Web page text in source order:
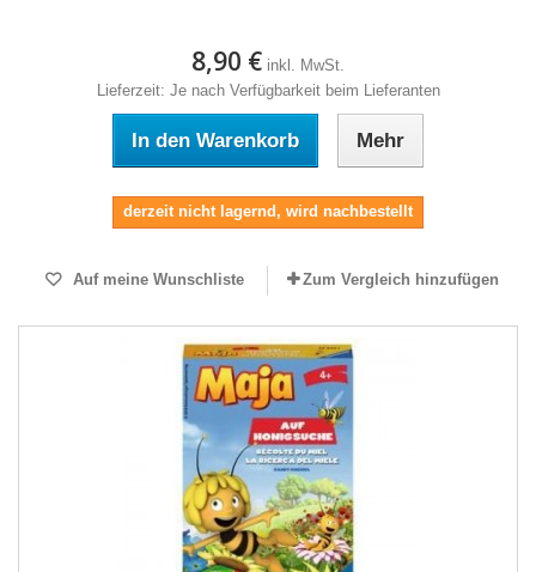
8,90 € inkl. MwSt.
Lieferzeit: Je nach Verfügbarkeit beim Lieferanten
In den Warenkorb Mehr
derzeit nicht lagernd, wird nachbestellt
Auf meine Wunschliste Zum Vergleich hinzufügen